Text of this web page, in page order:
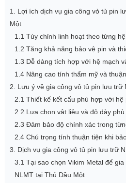
1. Lợi ích dịch vụ gia công vỏ tủ pin
Một
1.1 Tùy chỉnh linh hoạt theo từng
1.2 Tăng khả năng bảo vệ pin và
1.3 Dễ dàng tích hợp với hệ mạch
1.4 Nâng cao tính thẩm mỹ và
2. Lưu ý về gia công vỏ tủ pin lưu trữ
2.1 Thiết kế kết cấu phù hợp với
2.2 Lựa chọn vật liệu và độ dày
2.3 Đảm bảo độ chính xác trong
2.4 Chú trọng tính thuận tiện khi
3. Dịch vụ gia công vỏ tủ pin lưu trữ
3.1 Tại sao chọn Vikim Metal để
NLMT tại Thủ Dầu Một